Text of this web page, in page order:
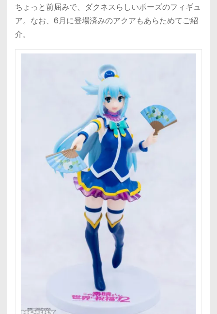
ちょっと前屈みで、ダクネスらしいポーズのフィギュ
ア。なお、6月に登場済みのアクアもあらためてご紹
介。